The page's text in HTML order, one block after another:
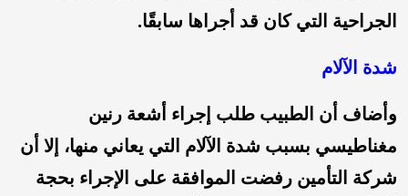
الجراحية التي كان قد أجراها سابقًا.
شدة الآلام
وأضاف أن الطبيب طلب إجراء أشعة رنين
مغناطيسي بسبب شدة الآلام التي يعاني منها، إلا أن
شركة التأمين رفضت الموافقة على الإجراء بحجة